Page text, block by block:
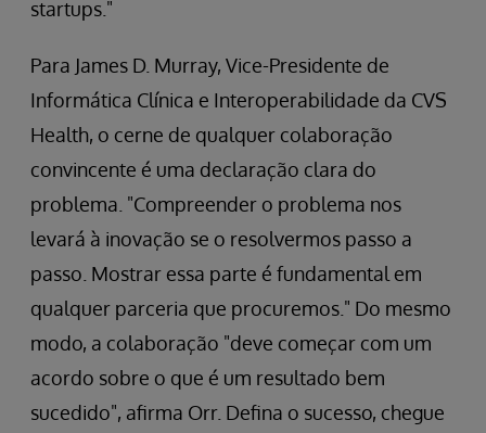
startups."
Para James D. Murray, Vice-Presidente de
Informática Clínica e Interoperabilidade da CVS
Health, o cerne de qualquer colaboração
convincente é uma declaração clara do
problema. "Compreender o problema nos
levará à inovação se o resolvermos passo a
passo. Mostrar essa parte é fundamental em
qualquer parceria que procuremos." Do mesmo
modo, a colaboração "deve começar com um
acordo sobre o que é um resultado bem
sucedido", afirma Orr. Defina o sucesso, chegue